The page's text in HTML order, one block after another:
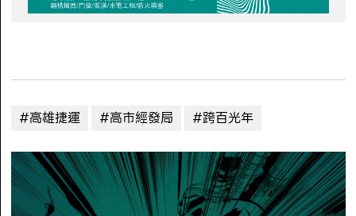
#高雄捷運 #高市經發局 #跨百光年